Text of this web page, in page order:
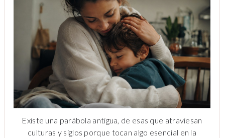
Existe una parábola antigua, de esas que atraviesan
culturas y siglos porque tocan algo esencial en la